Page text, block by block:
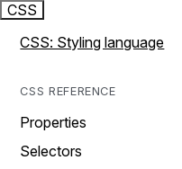
CSS
CSS: Styling language
CSS REFERENCE
Properties
Selectors